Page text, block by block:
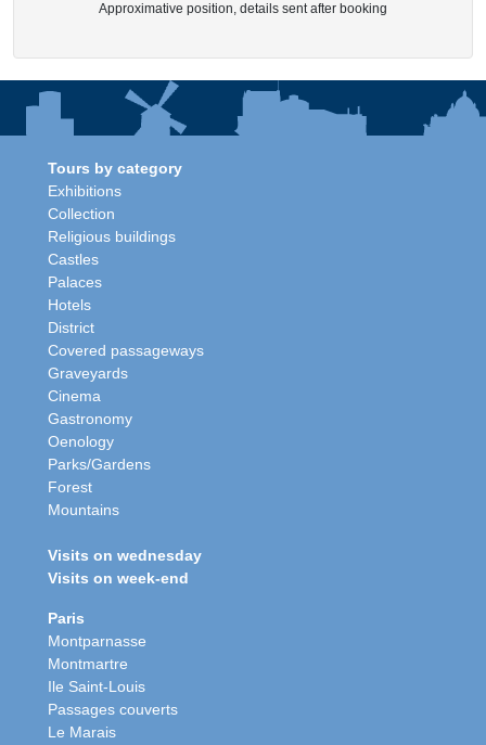
Approximative position, details sent after booking
Tours by category
Exhibitions
Collection
Religious buildings
Castles
Palaces
Hotels
District
Covered passageways
Graveyards
Cinema
Gastronomy
Oenology
Parks/Gardens
Forest
Mountains
Visits on wednesday
Visits on week-end
Paris
Montparnasse
Montmartre
Ile Saint-Louis
Passages couverts
Le Marais